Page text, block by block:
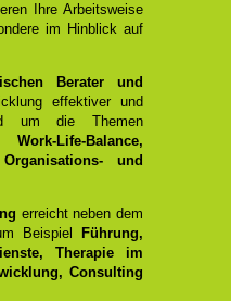
Ihre Arbeitsweise
im Hinblick auf
Berater und
effektiver und
um die Themen
Life-Balance,
und
erreicht neben dem
Beispiel
Führung,
Therapie im
Consulting